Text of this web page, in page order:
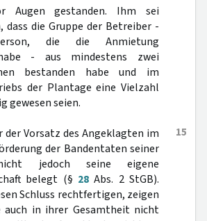
Augen gestanden. Ihm sei
dass die Gruppe der Betreiber -
die die Anmietung
- aus mindestens zwei
bestanden habe und im
der Plantage eine Vielzahl
gewesen seien.
15
Vorsatz des Angeklagten im
der Bandentaten seiner
jedoch seine eigene
belegt (§ 28 Abs. 2 StGB).
Schluss rechtfertigen, zeigen
auch in ihrer Gesamtheit nicht